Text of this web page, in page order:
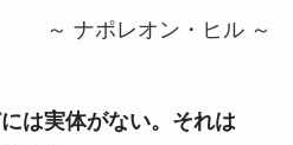
～ ナポレオン・ヒル ～
は実体がない。それは